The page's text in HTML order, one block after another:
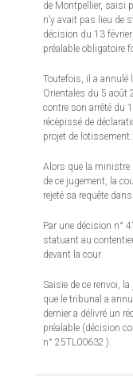
de Montpellier, saisi
n’y avait pas lieu de
décision du 13
préalable obligatoire
Toutefois, il a annulé
Orientales du 5 août
contre son arrêté du
récépissé de
projet de lotissement.
Alors que la ministre
de ce jugement, la
rejeté sa requête
Par une décision n°
statuant au
devant la cour.
Saisie de ce renvoi,
que le tribunal a
dernier a délivré un
préalable (décision
n° 25TL00632 ).